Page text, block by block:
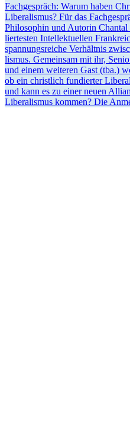
Fachge­spräch: Warum haben
Libera­lismus? Für das
Philo­sophin und Autorin
lier­testen Intel­lek­tu­ellen
spannungs­reiche Verhältnis
lismus. Gemeinsam mit ihr,
und einem weiteren Gast (tba.)
ob ein christlich fundierter
und kann es zu einer neuen
Libera­lismus kommen? Die